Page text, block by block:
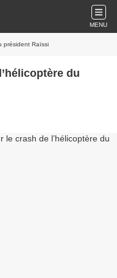
MENU
président Raïssi
du